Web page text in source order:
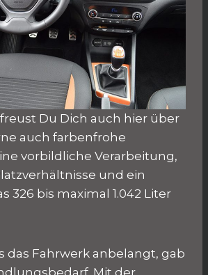
Du Dich auch hier über
auch farbenfrohe
vorbildliche Verarbeitung,
und ein
326 bis maximal 1.042 Liter
das Fahrwerk anbelangt, gab